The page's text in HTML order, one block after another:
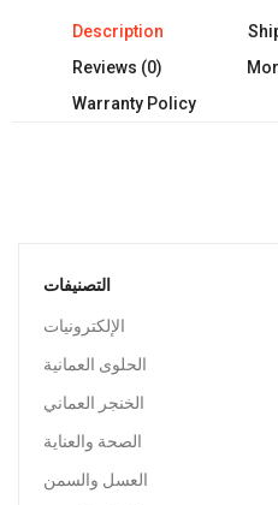
التصنيفات
الإلكترونيات
الحلوى العمانية
الخنجر العماني
الصحة والعناية
العسل والسمن
Description
Reviews (0)
Warranty Policy